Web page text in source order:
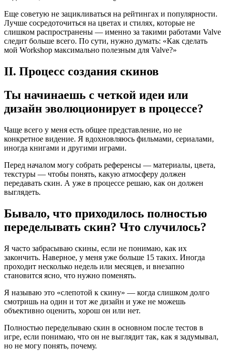
Еще советую не зацикливаться на рейтингах и популярности.
Лучше сосредоточиться на цветах и стилях, которые не
слишком распространены — именно за такими работами Valve
следит больше всего. По сути, нужно думать: «Как сделать
мой Workshop максимально полезным для Valve?»
II. Процесс создания скинов
Ты начинаешь с четкой идеи или
дизайн эволюционирует в процессе?
Чаще всего у меня есть общее представление, но не
конкретное видение. Я вдохновляюсь фильмами, сериалами,
иногда книгами и другими играми.
Перед началом могу собрать референсы — материалы, цвета,
текстуры — чтобы понять, какую атмосферу должен
передавать скин. А уже в процессе решаю, как он должен
выглядеть.
Бывало, что приходилось полностью
переделывать скин? Что случилось?
Я часто забрасываю скины, если не понимаю, как их
закончить. Наверное, у меня уже больше 15 таких. Иногда
проходит несколько недель или месяцев, и внезапно
становится ясно, что нужно поменять.
Я называю это «слепотой к скину» — когда слишком долго
смотришь на один и тот же дизайн и уже не можешь
объективно оценить, хорош он или нет.
Полностью переделываю скин в основном после тестов в
игре, если понимаю, что он не выглядит так, как я задумывал,
но не могу понять, почему.